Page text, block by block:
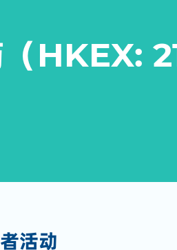
HKEX:
活动